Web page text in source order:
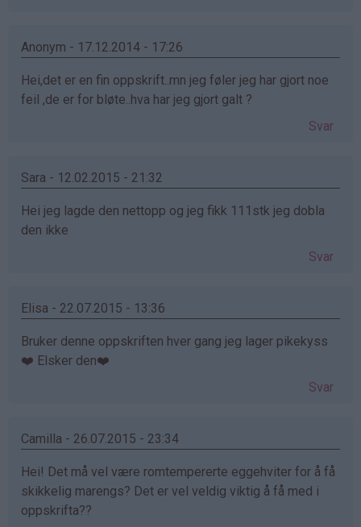
Anonym - 17.12.2014 - 17:26
Hei,det er en fin oppskrift..mn jeg føler jeg har gjort noe
feil ,de er for bløte..hva har jeg gjort galt ?
Svar
Sara - 12.02.2015 - 21:32
Hei jeg lagde den nettopp og jeg fikk 111stk jeg dobla
den ikke
Svar
Elisa - 22.07.2015 - 13:36
Bruker denne oppskriften hver gang jeg lager pikekyss
❤️ Elsker den❤️
Svar
Camilla - 26.07.2015 - 23:34
Hei! Det må vel være romtempererte eggehviter for å få
skikkelig marengs? Det er vel veldig viktig å få med i
oppskrifta??